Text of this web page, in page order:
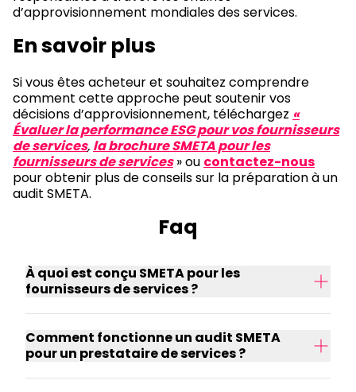
d’approvisionnement mondiales des services.
En savoir plus
Si vous êtes acheteur et souhaitez comprendre
comment cette approche peut soutenir vos
décisions d’approvisionnement, téléchargez «
Évaluer la performance ESG pour vos fournisseurs
de services, la brochure SMETA pour les
fournisseurs de services» ou contactez-nous
pour obtenir plus de conseils sur la préparation à un
audit SMETA.
Faq
À quoi est conçu SMETA pour les
fournisseurs de services ?
Comment fonctionne un audit SMETA
pour un prestataire de services ?